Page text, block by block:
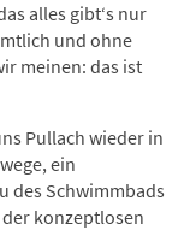
alles gibt‘s nur
und ohne
meinen: das ist
Pullach wieder in
ein
des Schwimmbads
konzeptlosen